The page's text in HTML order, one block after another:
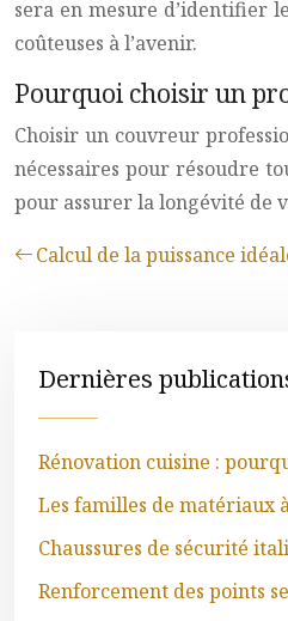
sera en mesure d’identifier
coûteuses à l’avenir.
Pourquoi choisir un
Choisir un couvreur
nécessaires pour résoudre
pour assurer la longévité de
Calcul de la puissance
Dernières
Rénovation cuisine :
Les familles de
Chaussures de sécurité
Renforcement des points